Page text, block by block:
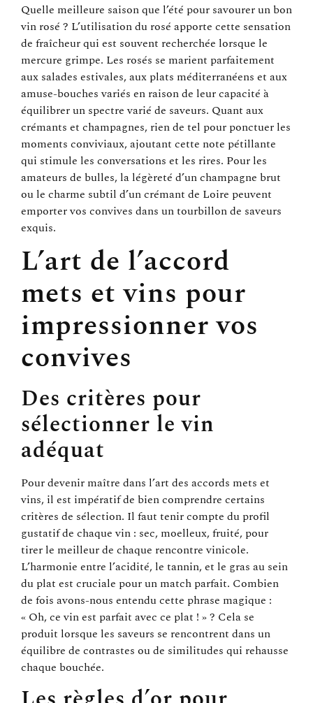
Quelle meilleure saison que l’été pour savourer un bon
vin rosé ? L’utilisation du rosé apporte cette sensation
de fraîcheur qui est souvent recherchée lorsque le
mercure grimpe. Les rosés se marient parfaitement
aux salades estivales, aux plats méditerranéens et aux
amuse-bouches variés en raison de leur capacité à
équilibrer un spectre varié de saveurs. Quant aux
crémants et champagnes, rien de tel pour ponctuer les
moments conviviaux, ajoutant cette note pétillante
qui stimule les conversations et les rires. Pour les
amateurs de bulles, la légèreté d’un champagne brut
ou le charme subtil d’un crémant de Loire peuvent
emporter vos convives dans un tourbillon de saveurs
exquis.
L’art de l’accord
mets et vins pour
impressionner vos
convives
Des critères pour
sélectionner le vin
adéquat
Pour devenir maître dans l’art des accords mets et
vins, il est impératif de bien comprendre certains
critères de sélection. Il faut tenir compte du profil
gustatif de chaque vin : sec, moelleux, fruité, pour
tirer le meilleur de chaque rencontre vinicole.
L’harmonie entre l’acidité, le tannin, et le gras au sein
du plat est cruciale pour un match parfait. Combien
de fois avons-nous entendu cette phrase magique :
« Oh, ce vin est parfait avec ce plat ! » ? Cela se
produit lorsque les saveurs se rencontrent dans un
équilibre de contrastes ou de similitudes qui rehausse
chaque bouchée.